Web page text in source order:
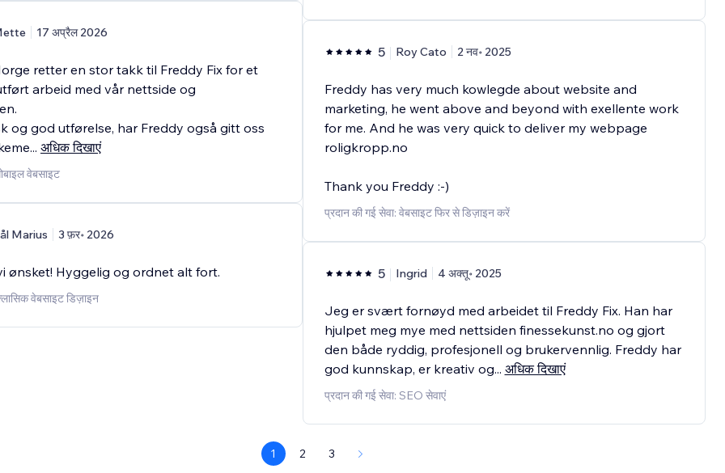
17 अप्रैल 2026
retter en stor takk til Freddy Fix for et
arbeid med vår nettside og
og god utførelse, har Freddy også gitt oss
... अधिक दिखाएं
वेबसाइट
Marius 3 फ़र॰ 2026
ønsket! Hyggelig og ordnet alt fort.
वेबसाइट डिज़ाइन
5 Roy Cato 2 नव॰ 2025
Freddy has very much kowlegde about website and
marketing, he went above and beyond with exellente work
for me. And he was very quick to deliver my webpage
roligkropp.no
Thank you Freddy :-)
प्रदान की गई सेवा: वेबसाइट फिर से डिज़ाइन करें
5 Ingrid 4 अक्तू॰ 2025
Jeg er svært fornøyd med arbeidet til Freddy Fix. Han har
hjulpet meg mye med nettsiden finessekunst.no og gjort
den både ryddig, profesjonell og brukervennlig. Freddy har
god kunnskap, er kreativ og... अधिक दिखाएं
प्रदान की गई सेवा: SEO सेवाएं
1 2 3